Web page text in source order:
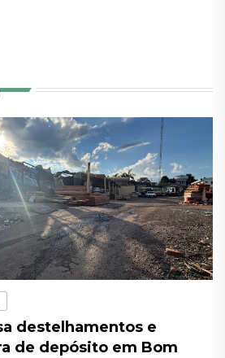
destelhamentos e
de depósito em Bom